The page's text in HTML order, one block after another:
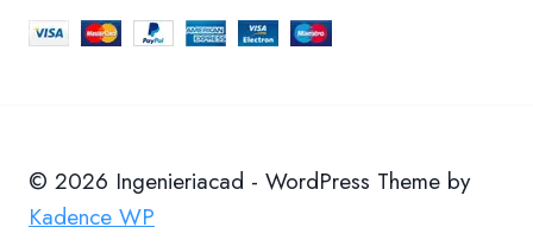
© 2026 Ingenieriacad - WordPress Theme by
Kadence WP